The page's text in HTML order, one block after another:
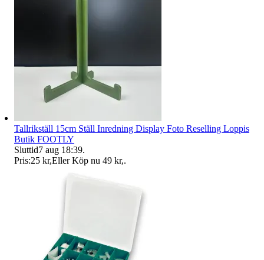
Tallrikställ 15cm Ställ Inredning Display Foto Reselling Loppis
Butik FOOTLY
Sluttid7 aug 18:39.
Pris:25 kr,Eller Köp nu 49 kr,.